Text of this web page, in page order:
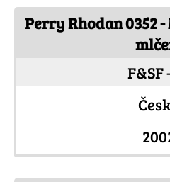
Perry Rhodan 0352 -
F&SF